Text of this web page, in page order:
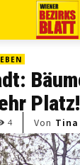
Platz!
4 Von